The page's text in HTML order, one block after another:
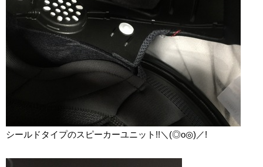
シールドタイプのスピーカーユニット!!＼(◎o◎)／!